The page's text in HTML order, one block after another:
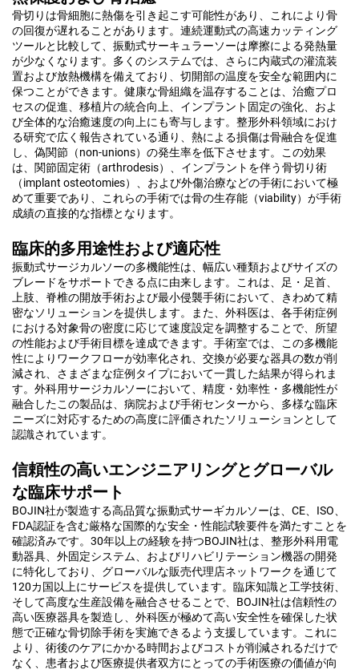
骨切りは骨細胞に熱傷を引き起こす可能性があり、これにより骨
の回復が遅れることがあります。連続運動式の高速カッティング
ツールと比較して、振動式サーキュラーソーは摩擦による発熱量
が少なくなります。多くのシステムでは、さらに内蔵式の灌流装
置および放熱機構を備えており、切開部の温度を安全な範囲内に
保つことができます。健康な骨組織を温存することは、治癒プロ
セスの促進、移植片の統合向上、インプラント固定の強化、およ
び全体的な治癒速度の向上にも寄与します。整形外科領域におけ
る研究で広く報告されている通り、熱による損傷は骨融合を促進
し、偽関節（non-unions）の発生率を低下させます。この効果
は、関節固定術（arthrodesis）、インプラントを伴う骨切り術
（implant osteotomies）、および外傷治療などの手術において極
めて重要であり、これらの手術では骨の生存能（viability）が手術
成績の直接的な指標となります。
臨床的多用途性および適応性
振動式サージカルソーの多機能性は、幅広い種類およびサイズの
ブレードをサポートできる点に由来します。これは、足・足首、
上肢、脊椎の開放手術および最小侵襲手術において、きわめて精
密なソリューションを提供します。また、外科医は、各手術症例
における対象骨の密度に応じて速度設定を調整することで、所望
の性能および手術目標を達成できます。手術室では、この多機能
性によりワークフローが効率化され、交換が必要な器具の数が削
減され、さまざまな症例タイプにおいて一貫した結果が得られま
す。外科用サージカルソーにおいて、精度・効率性・多機能性が
融合したこの製品は、病院および手術センターから、多様な臨床
ニーズに対応するための高度に評価されたソリューションとして
認識されています。
信頼性の高いエンジニアリングとグローバル
な臨床サポート
BOJIN社が製造する高品質な振動式サーギカルソーは、CE、ISO、
FDA認証を含む厳格な国際的な安全・性能試験要件を満たすことを
確認済みです。30年以上の経験を持つBOJIN社は、整形外科用電
動器具、外固定システム、およびリハビリテーション機器の開発
に特化しており、グローバルな販売代理店ネットワークを通じて
120カ国以上にサービスを提供しています。臨床知識と工学技術、
そして高度な生産設備を融合させることで、BOJIN社は信頼性の
高い医療器具を製造し、外科医が極めて高い安全性を確保した状
態で正確な骨切除手術を実施できるよう支援しています。これに
より、術後のケアにかかる時間およびコストが削減されるだけで
なく、患者および医療提供者双方にとっての手術医療の価値が向